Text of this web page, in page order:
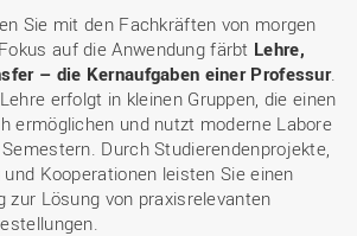
Sie mit den Fachkräften von morgen
auf die Anwendung färbt Lehre,
– die Kernaufgaben einer Professur.
erfolgt in kleinen Gruppen, die einen
ermöglichen und nutzt moderne Labore
Durch Studierendenprojekte,
Kooperationen leisten Sie einen
zur Lösung von praxisrelevanten